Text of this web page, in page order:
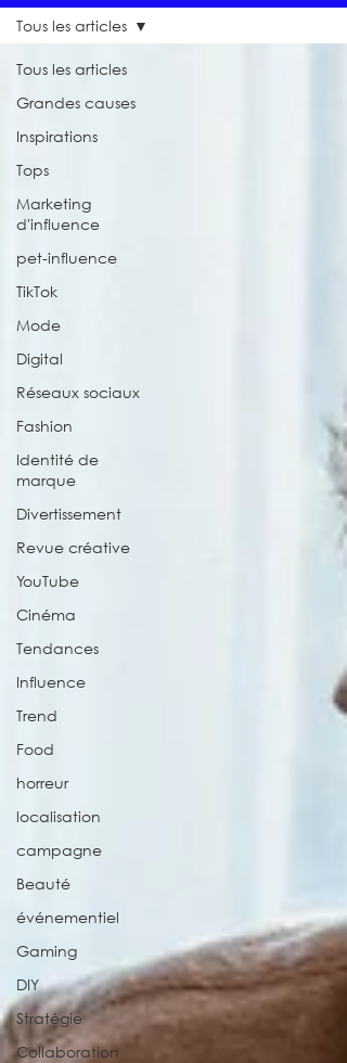
Tous les articles
Grandes causes
Inspirations
Tops
Marketing
d'influence
pet-influence
TikTok
Mode
Digital
Réseaux sociaux
Fashion
Identité de
marque
Divertissement
Revue créative
YouTube
Cinéma
Tendances
Influence
Trend
Food
horreur
localisation
campagne
Beauté
événementiel
Gaming
DIY
Stratégie
Collaboration
Tous les articles